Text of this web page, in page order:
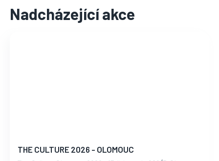
Nadcházející akce
THE CULTURE 2026 - OLOMOUC